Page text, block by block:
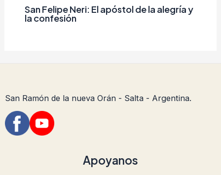
San Felipe Neri: El apóstol de la alegría y
la confesión
San Ramón de la nueva Orán - Salta - Argentina.
Apoyanos